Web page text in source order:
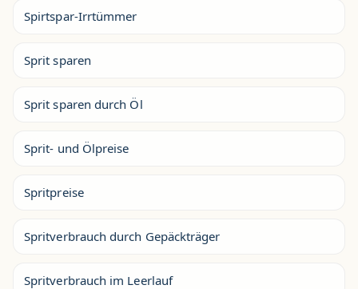
Spirtspar-Irrtümmer
Sprit sparen
Sprit sparen durch Öl
Sprit- und Ölpreise
Spritpreise
Spritverbrauch durch Gepäckträger
Spritverbrauch im Leerlauf